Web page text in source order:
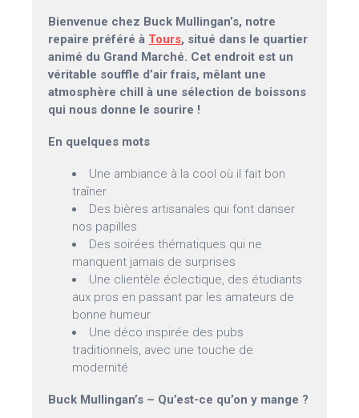
Bienvenue chez Buck Mullingan’s, notre
repaire préféré à Tours, situé dans le quartier
animé du Grand Marché. Cet endroit est un
véritable souffle d’air frais, mêlant une
atmosphère chill à une sélection de boissons
qui nous donne le sourire !
En quelques mots
Une ambiance à la cool où il fait bon
traîner
Des bières artisanales qui font danser
nos papilles
Des soirées thématiques qui ne
manquent jamais de surprises
Une clientèle éclectique, des étudiants
aux pros en passant par les amateurs de
bonne humeur
Une déco inspirée des pubs
traditionnels, avec une touche de
modernité
Buck Mullingan’s – Qu’est-ce qu’on y mange ?